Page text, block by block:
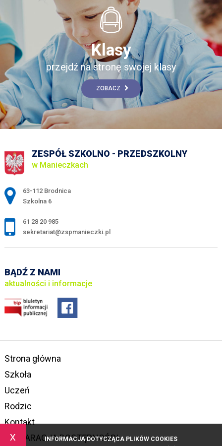
x INFORMACJA DOTYCZĄCA PLIKÓW COOKIES
Klasy
przejdź na stronę swojej klasy
ZOBACZ
ZESPÓŁ SZKOLNO - PRZEDSZKOLNY
w Manieczkach
Adres pocztowy:
63-112 Brodnica
Szkolna 6
61 28 20 985
sekretariat@zspmanieczki.pl
BĄDŹ Z NAMI
aktualności i informacje
Strona główna
Szkoła
Uczeń
Rodzic
Kontakt
DEKLARACJA DOSTĘPNOŚCI